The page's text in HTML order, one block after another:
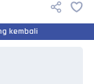
kembali